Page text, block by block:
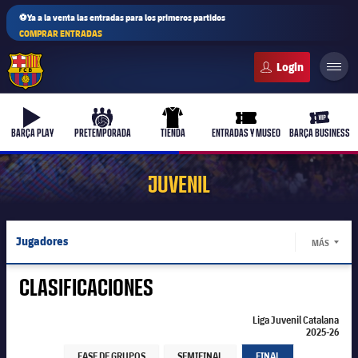
⚽Ya a la venta las entradas para los primeros partidos
COMPRAR ENTRADAS
b-play
BARÇA PLAY
culers-ball
PRETEMPORADA
uniform
TIENDA
ticket-full
ENTRADAS Y MUSEO
ticket-
BARÇA BUSINESS
JUVENIL
Jugadores MÁS
Calendario
Clasificaciones
CLASIFICACIONES
Liga Juvenil Catalana
2025-26